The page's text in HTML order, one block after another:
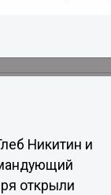
Никитин и
открыли